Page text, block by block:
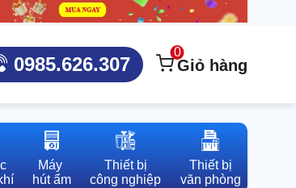
0985.626.307
0
Giỏ hàng
Máy
hút ẩm
Thiết bị
công nghiệp
Thiết bị
văn phòng